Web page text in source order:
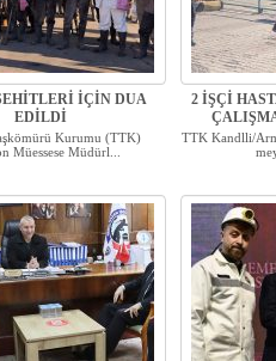
İÇİN DUA
EDİLDİ
Kurumu (TTK)
Müessese Müdürl...
2 İŞÇİ
TTK Kandlli/